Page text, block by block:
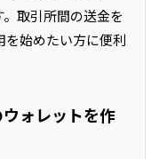
取引所間の送金を
を始めたい方に便利
ォレットを作